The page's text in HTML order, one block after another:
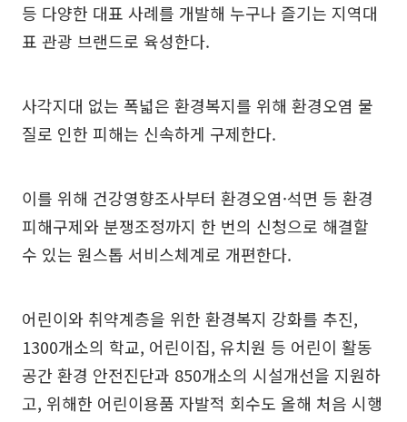
등 다양한 대표 사례를 개발해 누구나 즐기는 지역대
표 관광 브랜드로 육성한다.
사각지대 없는 폭넓은 환경복지를 위해 환경오염 물
질로 인한 피해는 신속하게 구제한다.
이를 위해 건강영향조사부터 환경오염·석면 등 환경
피해구제와 분쟁조정까지 한 번의 신청으로 해결할
수 있는 원스톱 서비스체계로 개편한다.
어린이와 취약계층을 위한 환경복지 강화를 추진,
1300개소의 학교, 어린이집, 유치원 등 어린이 활동
공간 환경 안전진단과 850개소의 시설개선을 지원하
고, 위해한 어린이용품 자발적 회수도 올해 처음 시행